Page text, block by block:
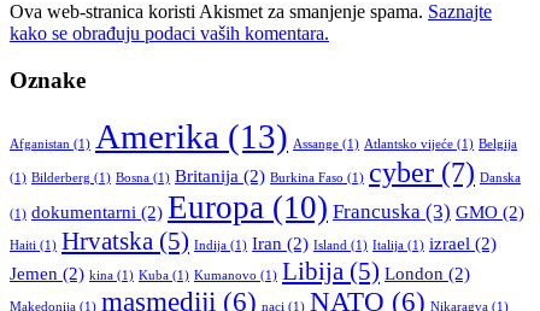
Ova web-stranica koristi Akismet za smanjenje spama. Saznajte
kako se obrađuju podaci vaših komentara.
Oznake
Afganistan (1) Amerika (13) Assange (1) Atlantsko vijeće (1) Belgija
(1) Bilderberg (1) Bosna (1) Britanija (2) Burkina Faso (1) cyber (7) Danska
(1) dokumentarni (2) Europa (10) Francuska (3) GMO (2)
Haiti (1) Hrvatska (5) Indija (1) Iran (2) Island (1) Italija (1) izrael (2)
Jemen (2) kina (1) Kuba (1) Kumanovo (1) Libija (5) London (2)
Makedonija (1) masmediji (6) naci (1) NATO (6) Nikaragva (1)